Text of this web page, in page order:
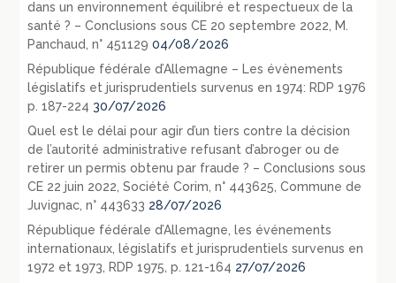
dans un environnement équilibré et respectueux de la
santé ? – Conclusions sous CE 20 septembre 2022, M.
Panchaud, n° 451129 04/08/2026
République fédérale d’Allemagne – Les évènements
législatifs et jurisprudentiels survenus en 1974: RDP 1976
p. 187-224 30/07/2026
Quel est le délai pour agir d’un tiers contre la décision
de l’autorité administrative refusant d’abroger ou de
retirer un permis obtenu par fraude ? – Conclusions sous
CE 22 juin 2022, Société Corim, n° 443625, Commune de
Juvignac, n° 443633 28/07/2026
République fédérale d’Allemagne, les événements
internationaux, législatifs et jurisprudentiels survenus en
1972 et 1973, RDP 1975, p. 121-164 27/07/2026